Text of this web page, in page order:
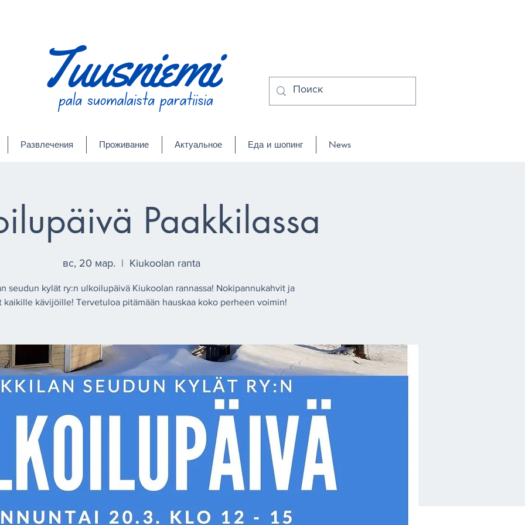
Развлечения Проживание Актуальное Еда и шопинг News
Paakkilassa
вс, 20 мар.
  |
Kiukoolan ranta
seudun kylät ry:n ulkoilupäivä Kiukoolan rannassa! Nokipannukahvit ja
kaikille kävijöille! Tervetuloa pitämään hauskaa koko perheen voimin!